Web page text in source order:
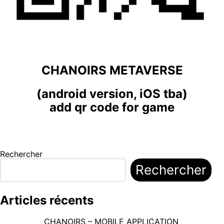
CHANOIRS METAVERSE
(android version, iOS tba)
add qr code for game
Rechercher
Rechercher
Articles récents
CHANOIRS – MOBILE APPLICATION